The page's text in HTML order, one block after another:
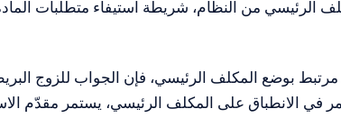
بوضع المكلف الرئيسي، فإن الجواب للزوج
في الانطباق على المكلف الرئيسي، يستمر مقدّم